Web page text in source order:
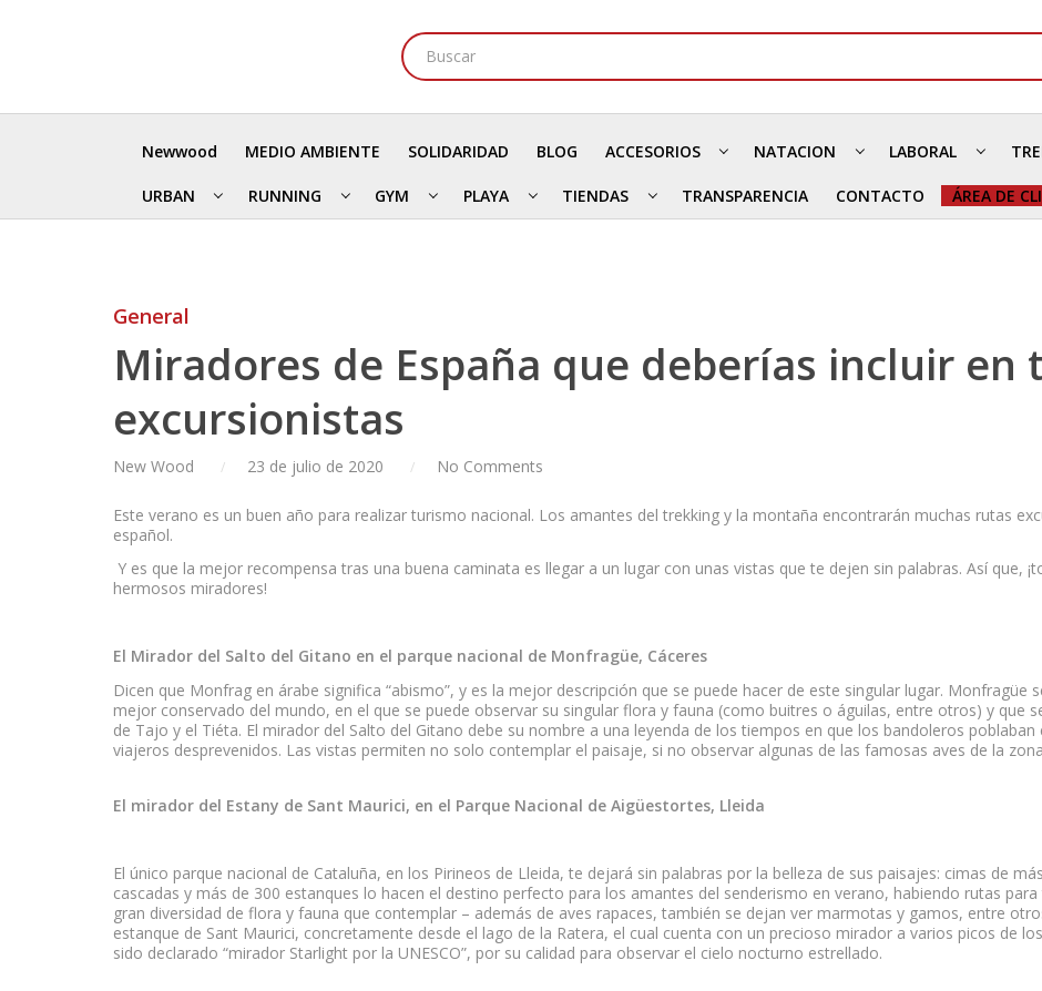
Newwood MEDIO AMBIENTE SOLIDARIDAD BLOG ACCESORIOS NATACION LABORAL
URBAN RUNNING GYM PLAYA TIENDAS TRANSPARENCIA CONTACTO ÁREA DE
General
Miradores de España que deberías incluir en
excursionistas
New Wood 23 de julio de 2020 No Comments
Este verano es un buen año para realizar turismo nacional. Los amantes del trekking y la montaña encontrarán muchas rutas
español.
Y es que la mejor recompensa tras una buena caminata es llegar a un lugar con unas vistas que te dejen sin palabras. Así que,
hermosos miradores!
El Mirador del Salto del Gitano en el parque nacional de Monfragüe, Cáceres
Dicen que Monfrag en árabe significa “abismo”, y es la mejor descripción que se puede hacer de este singular lugar.
mejor conservado del mundo, en el que se puede observar su singular flora y fauna (como buitres o águilas, entre otros) y que
de Tajo y el Tiéta. El mirador del Salto del Gitano debe su nombre a una leyenda de los tiempos en que los bandoleros
viajeros desprevenidos. Las vistas permiten no solo contemplar el paisaje, si no observar algunas de las famosas aves de la
El mirador del Estany de Sant Maurici, en el Parque Nacional de Aigüestortes, Lleida
El único parque nacional de Cataluña, en los Pirineos de Lleida, te dejará sin palabras por la belleza de sus paisajes: cimas de
cascadas y más de 300 estanques lo hacen el destino perfecto para los amantes del senderismo en verano, habiendo rutas
gran diversidad de flora y fauna que contemplar – además de aves rapaces, también se dejan ver marmotas y gamos, entre
estanque de Sant Maurici, concretamente desde el lago de la Ratera, el cual cuenta con un precioso mirador a varios picos de
sido declarado “mirador Starlight por la UNESCO”, por su calidad para observar el cielo nocturno estrellado.